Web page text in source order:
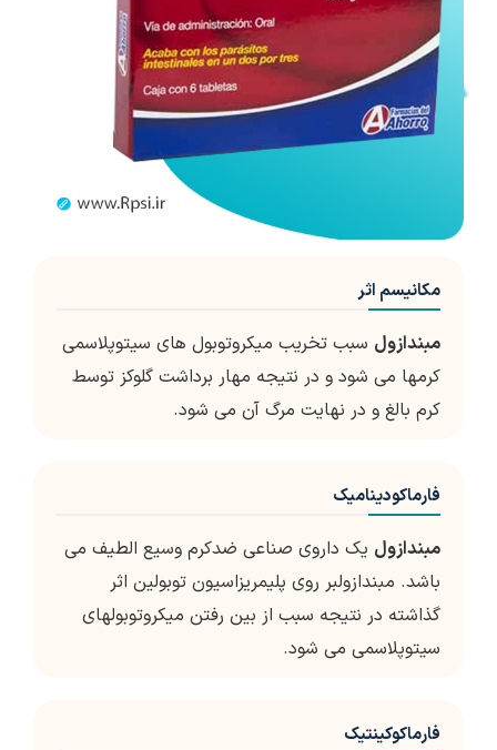
مکانیسم اثر
مبندازول سبب تخریب میکروتوبول های سیتوپلاسمی
کرمها می شود و در نتیجه مهار برداشت گلوکز توسط
کرم بالغ و در نهایت مرگ آن می شود.
فارماکودینامیک
مبندازول یک داروی صناعی ضدکرم وسیع الطیف می
باشد. مبندازولبر روی پلیمریزاسیون توبولین اثر
گذاشته در نتیجه سبب از بین رفتن میکروتوبولهای
سیتوپلاسمی می شود.
فارماکوکینتیک